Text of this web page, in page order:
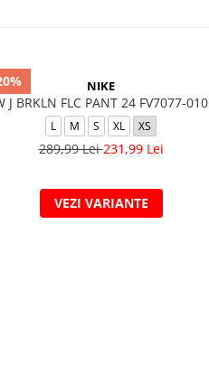
NIKE
J BRKLN FLC PANT 24 FV7077-010
L M S XL XS
289,99 Lei231,99 Lei
VEZI VARIANTE